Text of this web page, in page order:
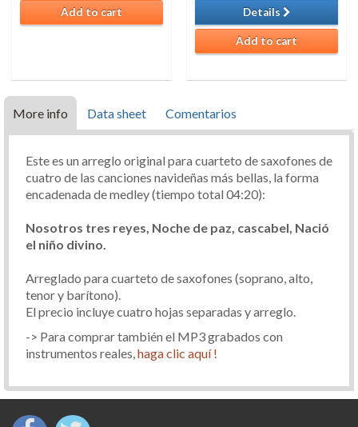
Add to cart Details
Add to cart
More info Data sheet Comentarios
Este es un arreglo original para cuarteto de saxofones de
cuatro de las canciones navideñas más bellas, la forma
encadenada de medley (tiempo total 04:20):
Nosotros tres reyes, Noche de paz, cascabel, Nació
el niño divino.
Arreglado para cuarteto de saxofones (soprano, alto,
tenor y barítono).
El precio incluye cuatro hojas separadas y arreglo.
-> Para comprar también el MP3 grabados con
instrumentos reales,haga clic aquí !